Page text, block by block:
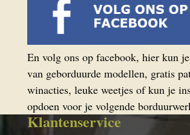
En volg ons op facebook, hier kun
van geborduurde modellen, gratis
winacties, leuke weetjes of kun je
opdoen voor je volgende
Klantenservice